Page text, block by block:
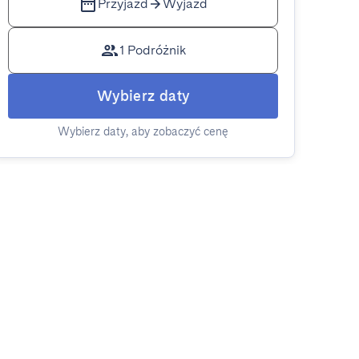
Przyjazd Wyjazd
1 Podróżnik
Wybierz daty
Wybierz daty, aby zobaczyć cenę